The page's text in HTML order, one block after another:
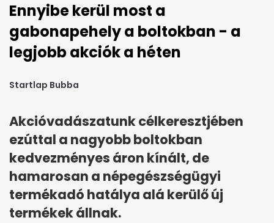
Ennyibe kerül most a
gabonapehely a boltokban - a
legjobb akciók a héten
Startlap Bubba
Akcióvadászatunk célkeresztjében
ezúttal a nagyobb boltokban
kedvezményes áron kínált, de
hamarosan a népegészségügyi
termékadó hatálya alá kerülő új
termékek állnak.